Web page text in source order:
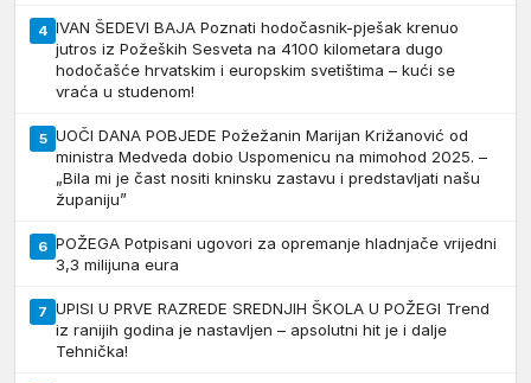
4 IVAN ŠEDEVI BAJA Poznati hodočasnik-pješak krenuo
jutros iz Požeških Sesveta na 4100 kilometara dugo
hodočašće hrvatskim i europskim svetištima – kući se
vraća u studenom!
5 UOČI DANA POBJEDE Požežanin Marijan Križanović od
ministra Medveda dobio Uspomenicu na mimohod 2025. –
„Bila mi je čast nositi kninsku zastavu i predstavljati našu
županiju”
6 POŽEGA Potpisani ugovori za opremanje hladnjače vrijedni
3,3 milijuna eura
7 UPISI U PRVE RAZREDE SREDNJIH ŠKOLA U POŽEGI Trend
iz ranijih godina je nastavljen – apsolutni hit je i dalje
Tehnička!